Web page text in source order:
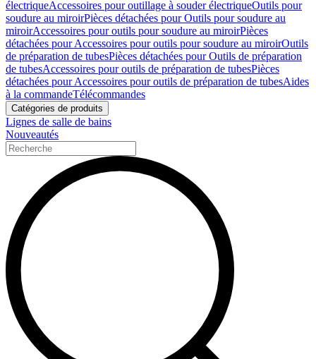
électriqueAccessoires pour outillage à souder électriqueOutils pour
soudure au miroirPièces détachées pour Outils pour soudure au
miroirAccessoires pour outils pour soudure au miroirPièces
détachées pour Accessoires pour outils pour soudure au miroirOutils
de préparation de tubesPièces détachées pour Outils de préparation
de tubesAccessoires pour outils de préparation de tubesPièces
détachées pour Accessoires pour outils de préparation de tubesAides
à la commandeTélécommandes
Catégories de produits
Lignes de salle de bains
Nouveautés